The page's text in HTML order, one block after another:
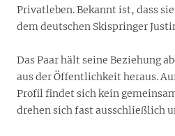
Privatleben. Bekannt ist, dass
dem deutschen Skispringer
Das Paar hält seine Beziehung
aus der Öffentlichkeit heraus.
Profil findet sich kein
drehen sich fast ausschließlich